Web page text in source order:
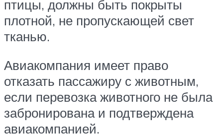
птицы, должны быть покрыты
плотной, не пропускающей свет
тканью.
Авиакомпания имеет право
отказать пассажиру с животным,
если перевозка животного не была
забронирована и подтверждена
авиакомпанией.